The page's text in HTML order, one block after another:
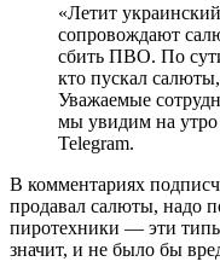
«Летит
сопровождают
сбить ПВО. По
кто пускал
Уважаемые
мы увидим на
Telegram.
В комментариях
продавал салюты, надо
пиротехники — эти
значит, и не было бы